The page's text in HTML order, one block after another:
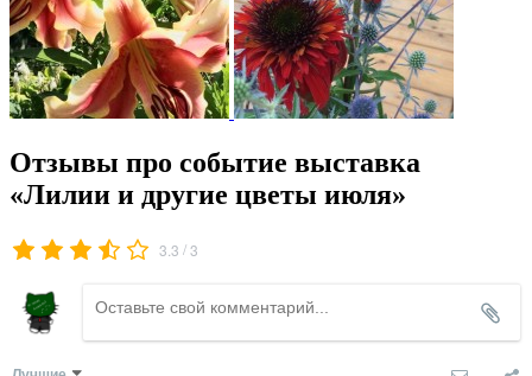
Отзывы про событие выставка
«Лилии и другие цветы июля»
3.3 /3